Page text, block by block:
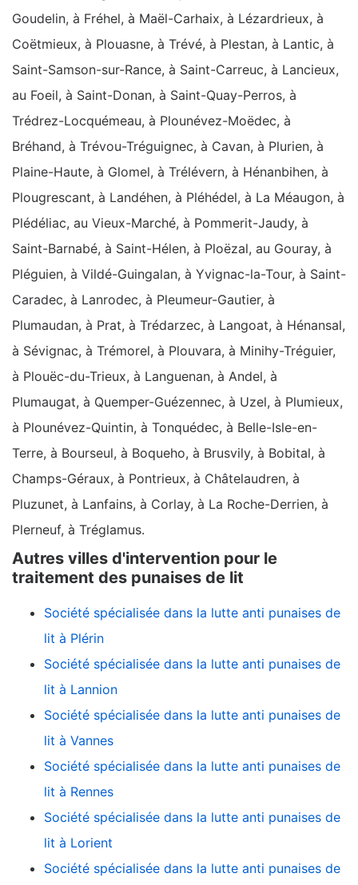
Goudelin, à Fréhel, à Maël-Carhaix, à Lézardrieux, à
Coëtmieux, à Plouasne, à Trévé, à Plestan, à Lantic, à
Saint-Samson-sur-Rance, à Saint-Carreuc, à Lancieux,
au Foeil, à Saint-Donan, à Saint-Quay-Perros, à
Trédrez-Locquémeau, à Plounévez-Moëdec, à
Bréhand, à Trévou-Tréguignec, à Cavan, à Plurien, à
Plaine-Haute, à Glomel, à Trélévern, à Hénanbihen, à
Plougrescant, à Landéhen, à Pléhédel, à La Méaugon, à
Plédéliac, au Vieux-Marché, à Pommerit-Jaudy, à
Saint-Barnabé, à Saint-Hélen, à Ploëzal, au Gouray, à
Pléguien, à Vildé-Guingalan, à Yvignac-la-Tour, à Saint-
Caradec, à Lanrodec, à Pleumeur-Gautier, à
Plumaudan, à Prat, à Trédarzec, à Langoat, à Hénansal,
à Sévignac, à Trémorel, à Plouvara, à Minihy-Tréguier,
à Plouëc-du-Trieux, à Languenan, à Andel, à
Plumaugat, à Quemper-Guézennec, à Uzel, à Plumieux,
à Plounévez-Quintin, à Tonquédec, à Belle-Isle-en-
Terre, à Bourseul, à Boqueho, à Brusvily, à Bobital, à
Champs-Géraux, à Pontrieux, à Châtelaudren, à
Pluzunet, à Lanfains, à Corlay, à La Roche-Derrien, à
Plerneuf, à Tréglamus.
Autres villes d'intervention pour le
traitement des punaises de lit
Société spécialisée dans la lutte anti punaises de
lit à Plérin
Société spécialisée dans la lutte anti punaises de
lit à Lannion
Société spécialisée dans la lutte anti punaises de
lit à Vannes
Société spécialisée dans la lutte anti punaises de
lit à Rennes
Société spécialisée dans la lutte anti punaises de
lit à Lorient
Société spécialisée dans la lutte anti punaises de